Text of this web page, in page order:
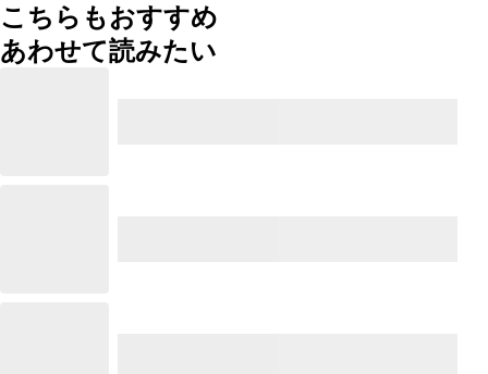
こちらもおすすめ
あわせて読みたい